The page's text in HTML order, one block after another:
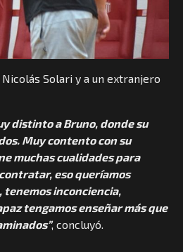
Solari y a un extranjero
distinto a Bruno, donde su
Muy contento con su
muchas cualidades para
eso queríamos
tenemos inconciencia,
tengamos enseñar más que
, concluyó.